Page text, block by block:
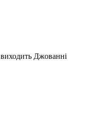
Джованні